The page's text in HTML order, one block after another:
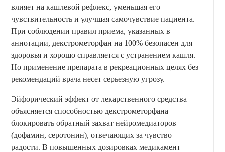
влияет на кашлевой рефлекс, уменьшая его
чувствительность и улучшая самочувствие пациента.
При соблюдении правил приема, указанных в
аннотации, декстрометорфан на 100% безопасен для
здоровья и хорошо справляется с устранением кашля.
Но применение препарата в рекреационных целях без
рекомендаций врача несет серьезную угрозу.
Эйфорический эффект от лекарственного средства
объясняется способностью декстрометорфана
блокировать обратный захват нейромедиаторов
(дофамин, серотонин), отвечающих за чувство
радости. В повышенных дозировках медикамент